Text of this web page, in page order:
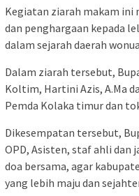
Kegiatan ziarah makam
dan penghargaan kepada
dalam sejarah daerah
Dalam ziarah tersebut,
Koltim, Hartini Azis, A.Ma
Pemda Kolaka timur dan
Dikesempatan tersebut,
OPD, Asisten, staf ahli
doa bersama, agar
yang lebih maju dan